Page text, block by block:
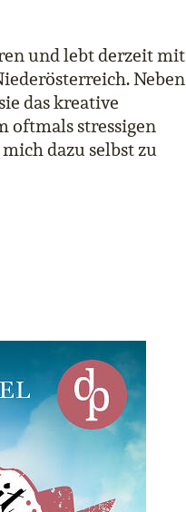
und lebt derzeit mit
Neben
das kreative
oftmals stressigen
dazu selbst zu